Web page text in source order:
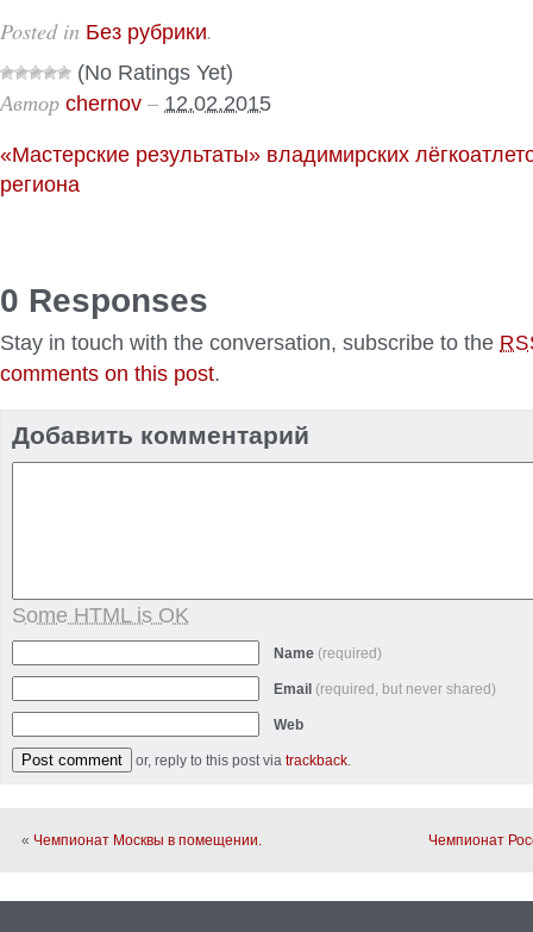
Posted in Без рубрики.
(No Ratings Yet)
Автор chernov – 12.02.2015
«Мастерские результаты» владимирских
региона
0 Responses
Stay in touch with the conversation, subscribe to the
comments on this post.
Добавить комментарий
Some HTML is OK
Name (required)
Email (required, but never shared)
Web
or, reply to this post via trackback.
« Чемпионат Москвы в помещении. Чемпионат